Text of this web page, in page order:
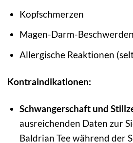
Kopfschmerzen
Magen-Darm-Beschwerden
Allergische Reaktionen
Kontraindikationen:
Schwangerschaft und
ausreichenden Daten zur
Baldrian Tee während der